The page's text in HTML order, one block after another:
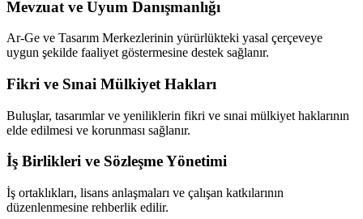
Mevzuat ve Uyum Danışmanlığı
Ar-Ge ve Tasarım Merkezlerinin yürürlükteki yasal çerçeveye
uygun şekilde faaliyet göstermesine destek sağlanır.
Fikri ve Sınai Mülkiyet Hakları
Buluşlar, tasarımlar ve yeniliklerin fikri ve sınai mülkiyet haklarının
elde edilmesi ve korunması sağlanır.
İş Birlikleri ve Sözleşme Yönetimi
İş ortaklıkları, lisans anlaşmaları ve çalışan katkılarının
düzenlenmesine rehberlik edilir.